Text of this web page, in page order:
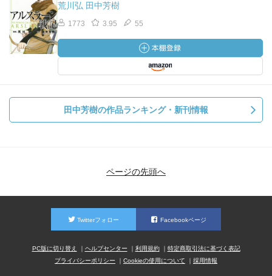
荒川弘 田中芳樹
1773 3.95 55
田中芳樹の作品ランキング・新刊情報
ページの先頭へ
Twitterフォロー Facebookページ
PC版に切り替え ヘルプセンター 利用規約
特定商取引法に基づく表記
プライバシーポリシー
Cookieの使用について 採用情報